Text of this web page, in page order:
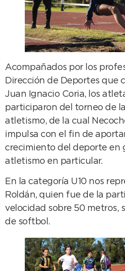
Acompañados por los
Dirección de Deportes que
Juan Ignacio Coria, los
participaron del torneo de
atletismo, de la cual
impulsa con el fin de
crecimiento del deporte en
atletismo en particular.
En la categoría U10 nos
Roldán, quien fue de la
velocidad sobre 50 metros,
de softbol.